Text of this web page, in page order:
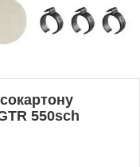
550sch